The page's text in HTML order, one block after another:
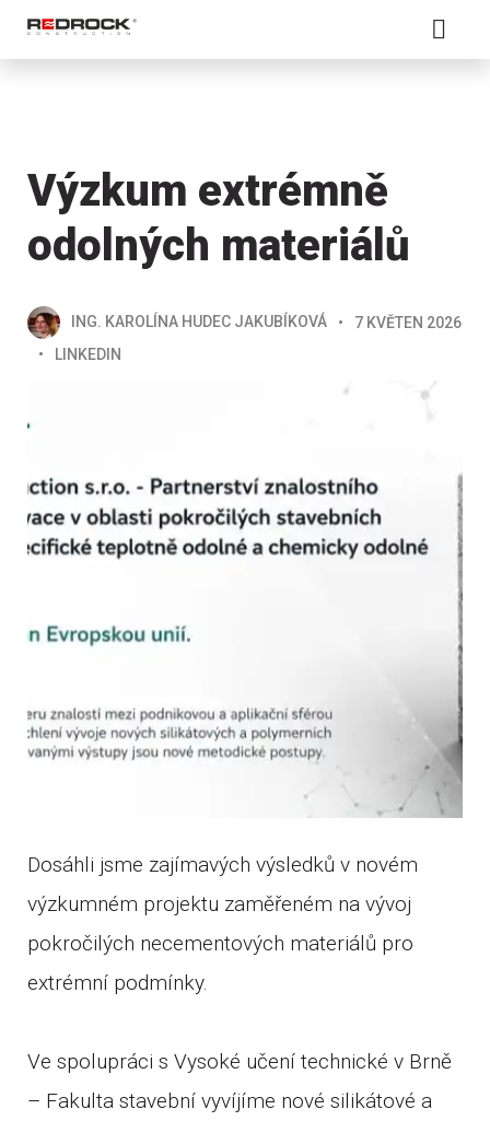
Výzkum extrémně
odolných materiálů
ING. KAROLÍNA HUDEC JAKUBÍKOVÁ
7 KVĚTEN 2026
LINKEDIN
Dosáhli jsme zajímavých výsledků v novém
výzkumném projektu zaměřeném na vývoj
pokročilých necementových materiálů pro
extrémní podmínky.
Ve spolupráci s Vysoké učení technické v Brně
– Fakulta stavební vyvíjíme nové silikátové a